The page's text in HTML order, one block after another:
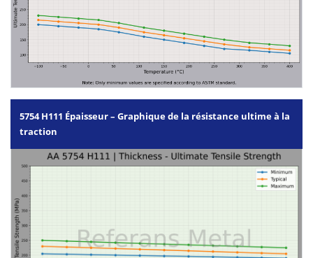
5754 H111 Épaisseur – Graphique de la résistance ultime à la
traction